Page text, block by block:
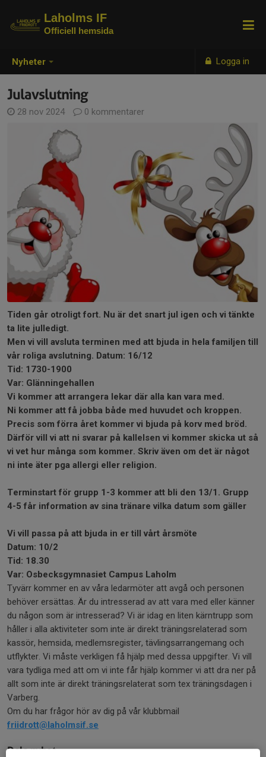
Nyheter Logga in
Laholms IF
Officiell hemsida
Julavslutning
28 nov 2024 0 kommentarer
Tiden går otroligt fort. Nu är det snart jul igen och vi tänkte
ta lite julledigt.
Men vi vill avsluta terminen med att bjuda in hela familjen till
vår roliga avslutning. Datum: 16/12
Tid: 1730-1900
Var: Glänningehallen
Vi kommer att arrangera lekar där alla kan vara med.
Ni kommer att få jobba både med huvudet och kroppen.
Precis som förra året kommer vi bjuda på korv med bröd.
Därför vill vi att ni svarar på kallelsen vi kommer skicka ut så
vi vet hur många som kommer. Skriv även om det är något
ni inte äter pga allergi eller religion.
Terminstart för grupp 1-3 kommer att bli den 13/1. Grupp
4-5 får information av sina tränare vilka datum som gäller
Vi vill passa på att bjuda in er till vårt årsmöte
Datum: 10/2
Tid: 18.30
Var: Osbecksgymnasiet Campus Laholm
Tyvärr kommer en av våra ledarmöter att avgå och personen
behöver ersättas. Är du intresserad av att vara med eller känner
du någon som är intresserad? Vi är idag en liten kärntrupp som
håller i alla aktiviteter som inte är direkt träningsrelaterad som
kassör, hemsida, medlemsregister, tävlingsarrangemang och
utflykter. Vi måste verkligen få hjälp med dessa uppgifter. Vi vill
vara tydliga med att om vi inte får hjälp kommer vi att dra ner på
allt som inte är direkt träningsrelaterat som tex träningsdagen i
Varberg.
Om du har frågor hör av dig på vår klubbmail
friidrott@laholmsif.se
Dela nyhet